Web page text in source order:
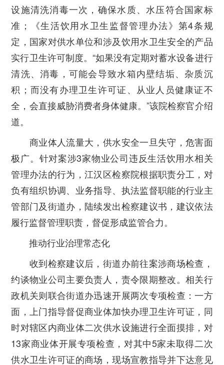
设施清洗消毒一次，确保水质、水压符合国家标
准；《生活饮用水卫生监督管理办法》第4条规
定，国家对供水单位和涉及饮用水卫生安全的产品
实行卫生许可制度。“如果没有定期对蓄水设备进行
清洗、消毒，可能会导致水箱内壁结垢、杂质沉
积；而没有办理卫生许可证、从业人员健康证不
全，会直接威胁消费者身体健康。”该院检察官介绍
道。
商业体人流量大，供水安全一旦失守，危害面
极广。针对案涉3家物业公司违反生活饮用水相关
管理办法的行为，江汉区检察院根据职责分工，对
负有组织协调、业务指导、执法监督职能的行业主
管部门及街道办，陆续发出检察建议书，建议依法
履行监督管理职责，督促形成监管合力。
推动行业治理常态化
收到检察建议后，街道办前往案涉商场检查，
约谈物业公司主要负责人，责令限期整改。相关行
政机关则联合街道办迅速开展两次专项检查：一方
面，上门指导督促商业体加快办理卫生许可证，同
时对辖区内商业体二次供水设施进行全面摸排，对
13家商业体开展专项检查，对其中5家未取得二次
供水卫生许可证的商场，现场宣教指导并下达意见